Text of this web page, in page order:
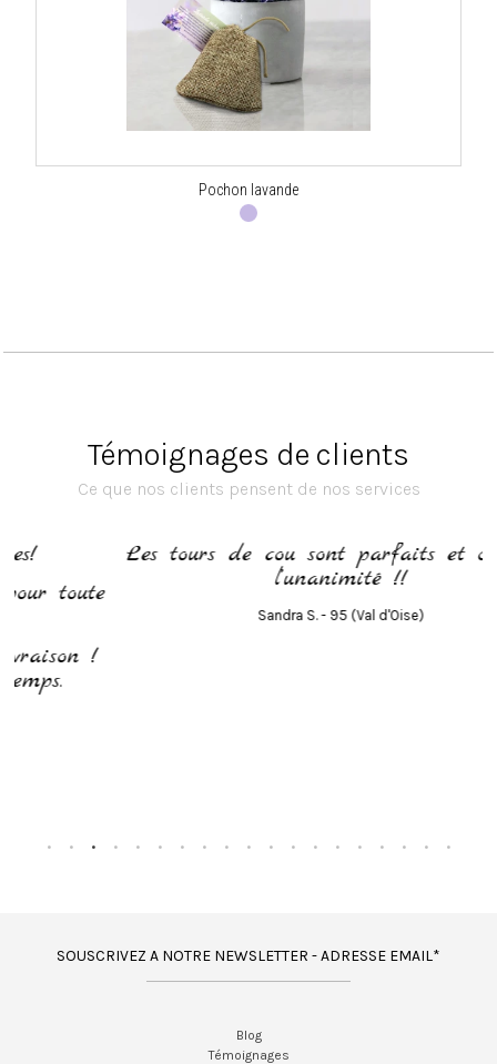
Pochon lavande
Témoignages de clients
Ce que nos clients pensent de nos services
Les tours de cou sont parfaits et ont fait
l’unanimité !!
Sandra S. - 95 (Val d'Oise)
SOUSCRIVEZ A NOTRE NEWSLETTER - ADRESSE EMAIL*
Blog
Témoignages